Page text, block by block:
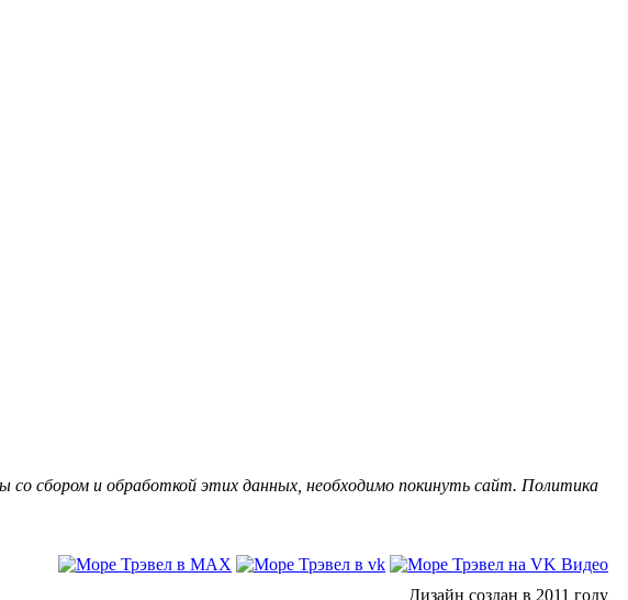
сбором и обработкой этих данных, необходимо покинуть сайт. Политика
Дизайн создан в 2011 году